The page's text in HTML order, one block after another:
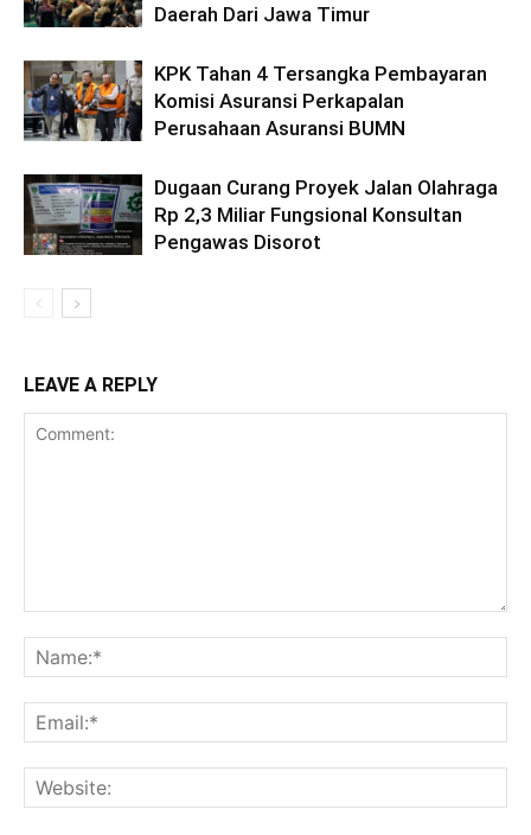
Daerah Dari Jawa Timur
KPK Tahan 4 Tersangka Pembayaran
Komisi Asuransi Perkapalan
Perusahaan Asuransi BUMN
Dugaan Curang Proyek Jalan Olahraga
Rp 2,3 Miliar Fungsional Konsultan
Pengawas Disorot
LEAVE A REPLY